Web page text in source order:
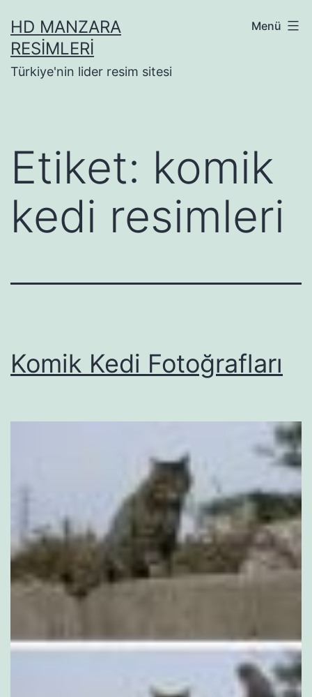
geçHD MANZARA
RESIMLERI
Türkiye'nin lider resim sitesi
Menü
Etiket: komik
kedi resimleri
Komik Kedi Fotoğrafları